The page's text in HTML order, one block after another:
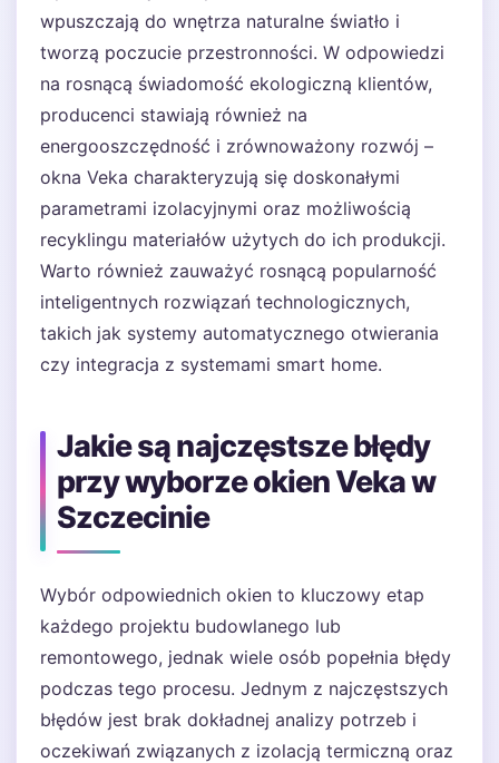
wpuszczają do wnętrza naturalne światło i
tworzą poczucie przestronności. W odpowiedzi
na rosnącą świadomość ekologiczną klientów,
producenci stawiają również na
energooszczędność i zrównoważony rozwój –
okna Veka charakteryzują się doskonałymi
parametrami izolacyjnymi oraz możliwością
recyklingu materiałów użytych do ich produkcji.
Warto również zauważyć rosnącą popularność
inteligentnych rozwiązań technologicznych,
takich jak systemy automatycznego otwierania
czy integracja z systemami smart home.
Jakie są najczęstsze błędy
przy wyborze okien Veka w
Szczecinie
Wybór odpowiednich okien to kluczowy etap
każdego projektu budowlanego lub
remontowego, jednak wiele osób popełnia błędy
podczas tego procesu. Jednym z najczęstszych
błędów jest brak dokładnej analizy potrzeb i
oczekiwań związanych z izolacją termiczną oraz